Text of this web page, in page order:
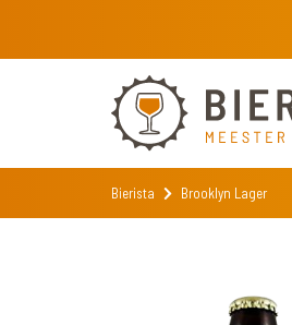
Bierista Brooklyn Lager